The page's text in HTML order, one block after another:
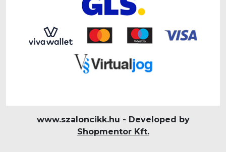
www.szaloncikk.hu - Developed by
Shopmentor Kft.